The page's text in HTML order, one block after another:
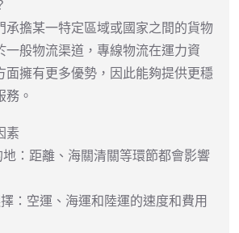
承擔某一特定區域或國家之間的貨物
一般物流渠道，專線物流在運力資
面擁有更多優勢，因此能夠提供更穩
務。
素
：距離、海關清關等環節都會影響
：空運、海運和陸運的速度和費用